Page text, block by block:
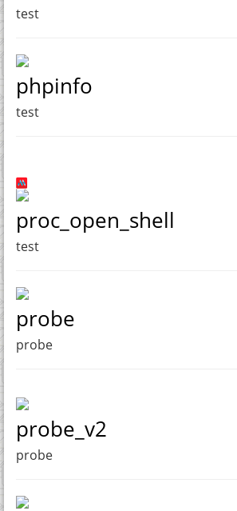
test
phpinfo
test
proc_open_shell
test
probe
probe
probe_v2
probe